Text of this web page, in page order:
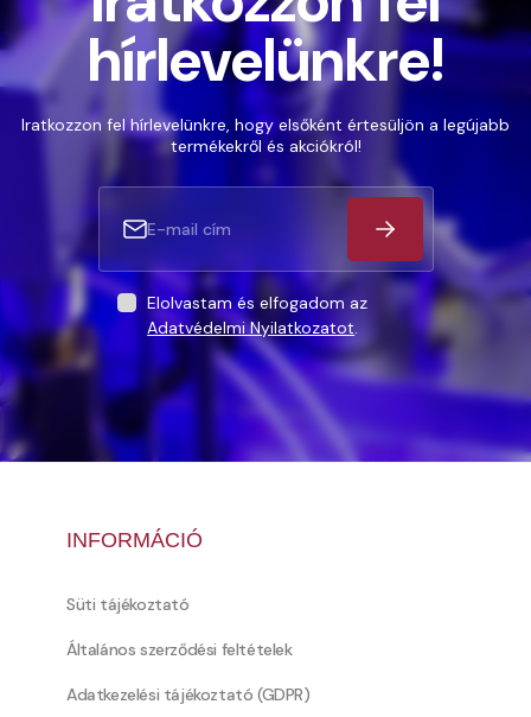
hírlevelünkre!
Iratkozzon fel hírlevelünkre, hogy elsőként értesüljön a legújabb
termékekről és akciókról!
Elolvastam és elfogadom az
Adatvédelmi Nyilatkozatot.
INFORMÁCIÓ
Süti tájékoztató
Általános szerződési feltételek
Adatkezelési tájékoztató (GDPR)